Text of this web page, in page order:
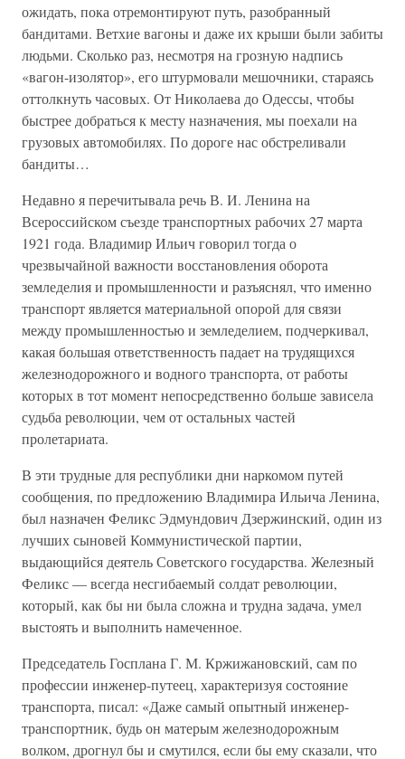
ожидать, пока отремонтируют путь, разобранный
бандитами. Ветхие вагоны и даже их крыши были забиты
людьми. Сколько раз, несмотря на грозную надпись
«вагон-изолятор», его штурмовали мешочники, стараясь
оттолкнуть часовых. От Николаева до Одессы, чтобы
быстрее добраться к месту назначения, мы поехали на
грузовых автомобилях. По дороге нас обстреливали
бандиты…
Недавно я перечитывала речь В. И. Ленина на
Всероссийском съезде транспортных рабочих 27 марта
1921 года. Владимир Ильич говорил тогда о
чрезвычайной важности восстановления оборота
земледелия и промышленности и разъяснял, что именно
транспорт является материальной опорой для связи
между промышленностью и земледелием, подчеркивал,
какая большая ответственность падает на трудящихся
железнодорожного и водного транспорта, от работы
которых в тот момент непосредственно больше зависела
судьба революции, чем от остальных частей
пролетариата.
В эти трудные для республики дни наркомом путей
сообщения, по предложению Владимира Ильича Ленина,
был назначен Феликс Эдмундович Дзержинский, один из
лучших сыновей Коммунистической партии,
выдающийся деятель Советского государства. Железный
Феликс — всегда несгибаемый солдат революции,
который, как бы ни была сложна и трудна задача, умел
выстоять и выполнить намеченное.
Председатель Госплана Г. М. Кржижановский, сам по
профессии инженер-путеец, характеризуя состояние
транспорта, писал: «Даже самый опытный инженер-
транспортник, будь он матерым железнодорожным
волком, дрогнул бы и смутился, если бы ему сказали, что